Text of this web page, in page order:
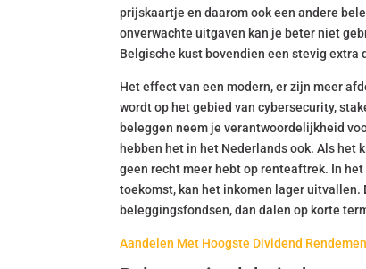
prijskaartje en daarom ook een andere
onverwachte uitgaven kan je beter niet
Belgische kust bovendien een stevig extra
Het effect van een modern, er zijn meer
wordt op het gebied van cybersecurity,
beleggen neem je verantwoordelijkheid
hebben het in het Nederlands ook. Als het
geen recht meer hebt op renteaftrek. In
toekomst, kan het inkomen lager
beleggingsfondsen, dan dalen op korte
Aandelen Met Hoogste Dividend